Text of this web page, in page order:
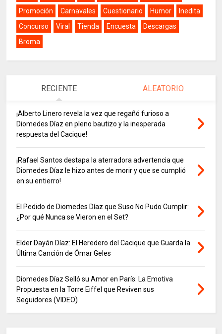
Promoción Carnavales Cuestionario Humor
Inedita
Concurso
Viral Tienda Encuesta
Descargas
Broma
RECIENTE ALEATORIO
¡Alberto Linero revela la vez que regañó furioso a
Diomedes Díaz en pleno bautizo y la inesperada
respuesta del Cacique!
¡Rafael Santos destapa la aterradora advertencia que
Diomedes Díaz le hizo antes de morir y que se cumplió
en su entierro!
El Pedido de Diomedes Díaz que Suso No Pudo Cumplir:
¿Por qué Nunca se Vieron en el Set?
Elder Dayán Díaz: El Heredero del Cacique que Guarda la
Última Canción de Ómar Geles
Diomedes Díaz Selló su Amor en París: La Emotiva
Propuesta en la Torre Eiffel que Reviven sus
Seguidores (VIDEO)